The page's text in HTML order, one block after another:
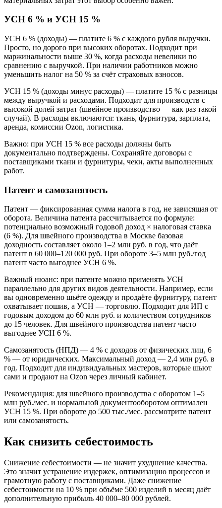
УСН 6 % и УСН 15 %
УСН 6 % (доходы) — платите 6 % с каждого рубля выручки.
Просто, но дорого при высоких оборотах. Подходит при
маржинальности выше 30 %, когда расходы невелики по
сравнению с выручкой. При наличии работников можно
уменьшить налог на 50 % за счёт страховых взносов.
УСН 15 % (доходы минус расходы) — платите 15 % с разницы
между выручкой и расходами. Подходит для производств с
высокой долей затрат (швейное производство — как раз такой
случай). В расходы включаются: ткань, фурнитура, зарплата,
аренда, комиссии Ozon, логистика.
Важно: при УСН 15 % все расходы должны быть
документально подтверждены. Сохраняйте договоры с
поставщиками ткани и фурнитуры, чеки, акты выполненных
работ.
Патент и самозанятость
Патент — фиксированная сумма налога в год, не зависящая от
оборота. Величина патента рассчитывается по формуле:
потенциально возможный годовой доход × налоговая ставка
(6 %). Для швейного производства в Москве базовая
доходность составляет около 1–2 млн руб. в год, что даёт
патент в 60 000–120 000 руб. При обороте 3–5 млн руб./год
патент часто выгоднее УСН 6 %.
Важный нюанс: при патенте можно применять УСН
параллельно для других видов деятельности. Например, если
вы одновременно шьёте одежду и продаёте фурнитуру, патент
охватывает пошив, а УСН — торговлю. Подходит для ИП с
годовым доходом до 60 млн руб. и количеством сотрудников
до 15 человек. Для швейного производства патент часто
выгоднее УСН 6 %.
Самозанятость (НПД) — 4 % с доходов от физических лиц, 6
% — от юридических. Максимальный доход — 2,4 млн руб. в
год. Подходит для индивидуальных мастеров, которые шьют
сами и продают на Ozon через личный кабинет.
Рекомендация: для швейного производства с оборотом 1–5
млн руб./мес. и нормальной документооборотом оптимален
УСН 15 %. При обороте до 500 тыс./мес. рассмотрите патент
или самозанятость.
Как снизить себестоимость
Снижение себестоимости — не значит ухудшение качества.
Это значит устранение издержек, оптимизацию процессов и
грамотную работу с поставщиками. Даже снижение
себестоимости на 10 % при объёме 500 изделий в месяц даёт
дополнительную прибыль 40 000–80 000 рублей.